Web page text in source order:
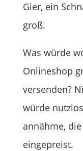
Gier, ein
groß.
Was würde
Onlineshop
versenden?
würde
annähme,
eingepreist.